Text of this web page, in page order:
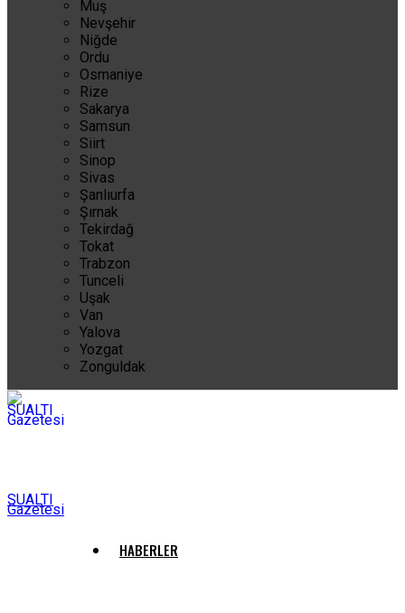
Muş
Nevşehir
Niğde
Ordu
Osmaniye
Rize
Sakarya
Samsun
Siirt
Sinop
Sivas
Şanlıurfa
Şırnak
Tekirdağ
Tokat
Trabzon
Tunceli
Uşak
Van
Yalova
Yozgat
Zonguldak
SUALTI
Gazetesi
HABERLER